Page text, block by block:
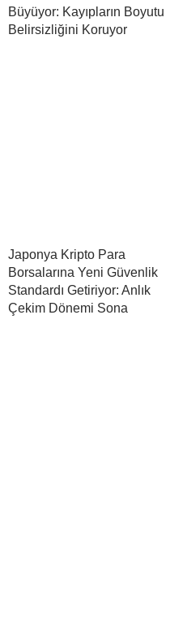
Büyüyor: Kayıpların Boyutu
Belirsizliğini Koruyor
Japonya Kripto Para
Borsalarına Yeni Güvenlik
Standardı Getiriyor: Anlık
Çekim Dönemi Sona